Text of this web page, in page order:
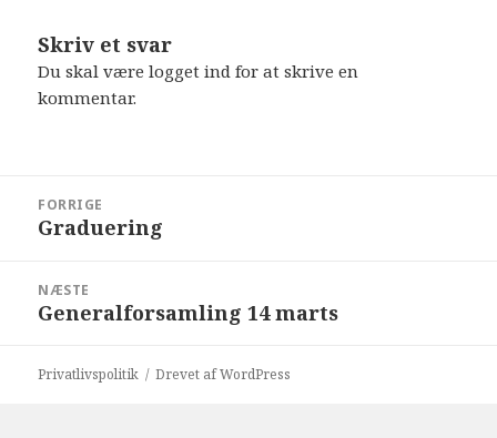
Skriv et svar
Du skal værelogget ind for at skrive en
kommentar.
FORRIGE
Forrige
Graduering
NÆSTE
Næste
Generalforsamling 14 marts
Privatlivspolitik Drevet af WordPress